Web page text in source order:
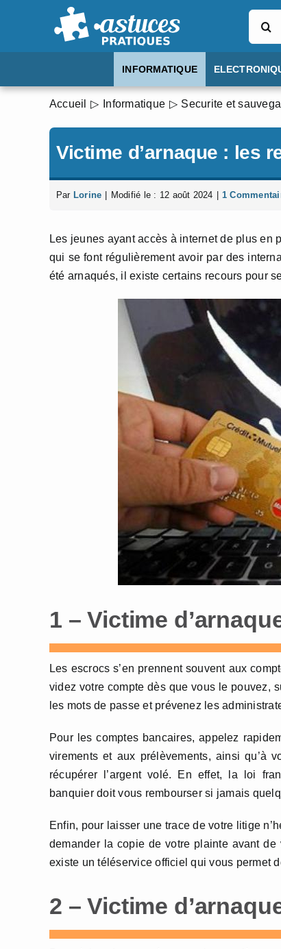
INFORMATIQUE
Accueil Informatique Securite et
Victime d’arnaque : les
Par Lorine Modifié le : 12 août 2024 1
Les jeunes ayant accès à internet de plus
qui se font régulièrement avoir par des
été arnaqués, il existe certains recours pour
1 – Victime
Les escrocs s’en prennent souvent aux
videz votre compte dès que vous le pouvez,
les mots de passe et prévenez les
Pour les comptes bancaires, appelez
virements et aux prélèvements, ainsi qu’à
récupérer l’argent volé. En effet, la loi
banquier doit vous rembourser si jamais
Enfin, pour laisser une trace de votre litige
demander la copie de votre plainte avant
existe un téléservice officiel qui vous permet
2 – Victime